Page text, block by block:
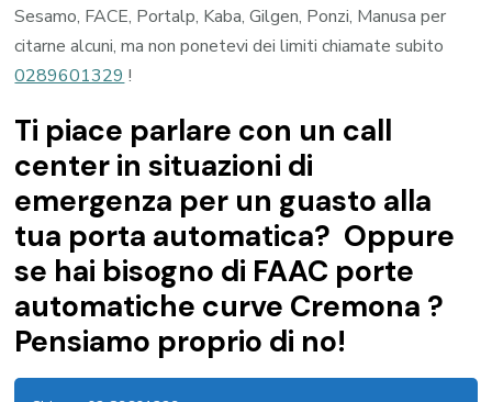
Sesamo, FACE, Portalp, Kaba, Gilgen, Ponzi, Manusa per
citarne alcuni, ma non ponetevi dei limiti chiamate subito
0289601329 !
Ti piace parlare con un call
center in situazioni di
emergenza per un guasto alla
tua porta automatica? Oppure
se hai bisogno di FAAC porte
automatiche curve Cremona ?
Pensiamo proprio di no!